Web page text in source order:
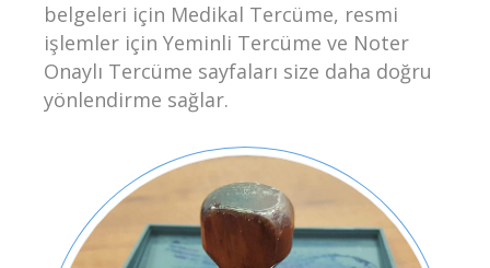
belgeleri için Medikal Tercüme, resmi
işlemler için Yeminli Tercüme ve Noter
Onaylı Tercüme sayfaları size daha doğru
yönlendirme sağlar.